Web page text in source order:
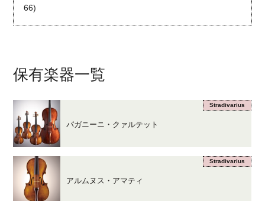
66)
保有楽器一覧
Stradivarius
パガニーニ・クァルテット
Stradivarius
アルムヌス・アマティ